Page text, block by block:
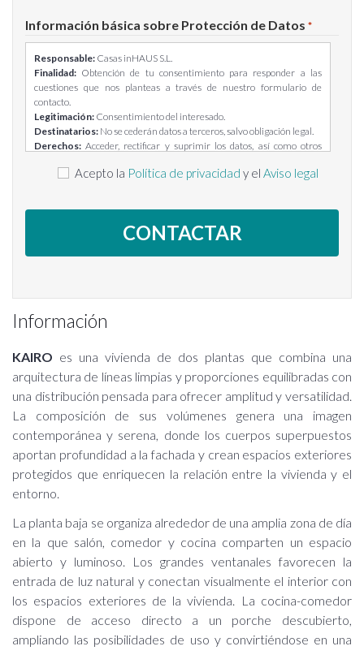
Información básica sobre Protección de Datos *
Responsable: Casas inHAUS S.L.
Finalidad: Obtención de tu consentimiento para responder a las
cuestiones que nos planteas a través de nuestro formulario de
contacto.
Legitimación: Consentimiento del interesado.
Destinatarios: No se cederán datos a terceros, salvo obligación legal.
Derechos: Acceder, rectificar y suprimir los datos, así como otros
Información adicional:Puedes consultar la información adicional y
Acepto la Política de privacidad y el Aviso legal
Información
KAIRO es una vivienda de dos plantas que combina una
arquitectura de líneas limpias y proporciones equilibradas con
una distribución pensada para ofrecer amplitud y versatilidad.
La composición de sus volúmenes genera una imagen
contemporánea y serena, donde los cuerpos superpuestos
aportan profundidad a la fachada y crean espacios exteriores
protegidos que enriquecen la relación entre la vivienda y el
entorno.
La planta baja se organiza alrededor de una amplia zona de día
en la que salón, comedor y cocina comparten un espacio
abierto y luminoso. Los grandes ventanales favorecen la
entrada de luz natural y conectan visualmente el interior con
los espacios exteriores de la vivienda. La cocina-comedor
dispone de acceso directo a un porche descubierto,
ampliando las posibilidades de uso y convirtiéndose en una